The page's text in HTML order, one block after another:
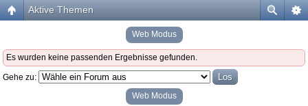
Aktive Themen
Web Modus
Es wurden keine passenden Ergebnisse gefunden.
Gehe zu:
Web Modus